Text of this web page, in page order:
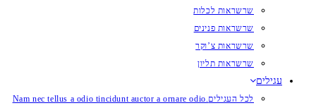
שרשראות לכלות
שרשראות פנינים
שרשראות צ’וקר
שרשראות תליון
עגילים
לכל העגיליםNam nec tellus a odio tincidunt auctor a ornare odio.